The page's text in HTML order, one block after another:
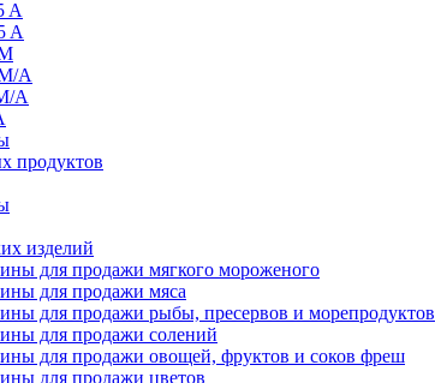
A
A
A
A
продуктов
изделий
для продажи мягкого мороженого
для продажи мяса
для продажи рыбы, пресервов и морепродуктов
для продажи солений
для продажи овощей, фруктов и соков фреш
для продажи цветов